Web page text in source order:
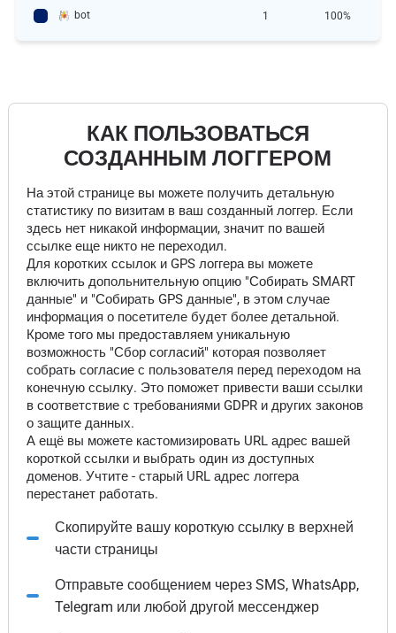
bot 1 100%
КАК ПОЛЬЗОВАТЬСЯ
СОЗДАННЫМ ЛОГГЕРОМ
На этой странице вы можете получить детальную
статистику по визитам в ваш созданный логгер. Если
здесь нет никакой информации, значит по вашей
ссылке еще никто не переходил.
Для коротких ссылок и GPS логгера вы можете
включить допольнительную опцию "Собирать SMART
данные" и "Собирать GPS данные", в этом случае
информация о посетителе будет более детальной.
Кроме того мы предоставляем уникальную
возможность "Сбор согласий" которая позволяет
собрать согласие с пользователя перед переходом на
конечную ссылку. Это поможет привести ваши ссылки
в соответствие с требованиями GDPR и других законов
о защите данных.
А ещё вы можете кастомизировать URL адрес вашей
короткой ссылки и выбрать один из доступных
доменов. Учтите - старый URL адрес логгера
перестанет работать.
Скопируйте вашу короткую ссылку в верхней
части страницы
Отправьте сообщением через SMS, WhatsApp,
Telegram или любой другой мессенджер